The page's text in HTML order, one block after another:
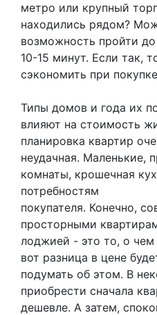
метро или крупный
находились рядом?
возможность пройти
10-15 минут. Если так,
сэкономить при
Типы домов и года их
влияют на стоимость
планировка квартир
неудачная. Маленькие,
комнаты, крошечная
потребностям
покупателя. Конечно,
просторными
лоджией - это то, о
вот разница в цене
подумать об этом. В
приобрести сначала
дешевле. А затем,